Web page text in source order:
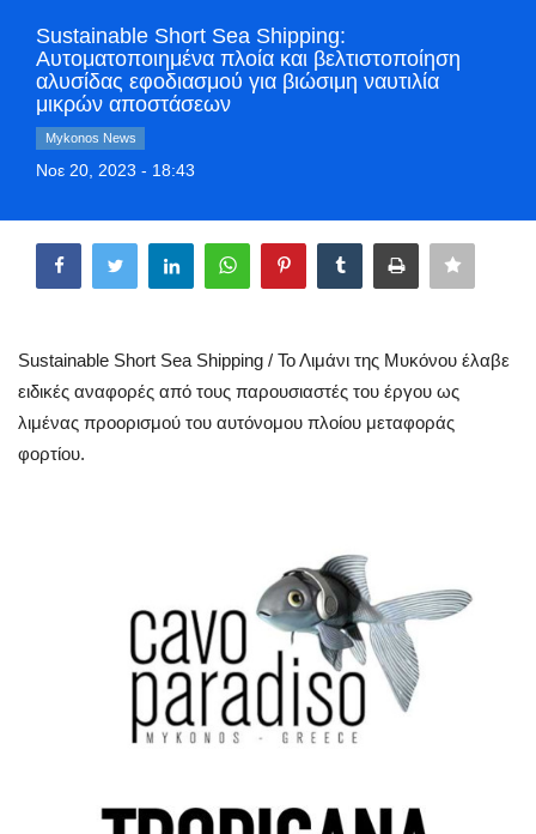
Style Adorés
Greece
Entertainment
Mykonos
Mykonos Ticker TV
Sport
Science & Tech
Aegean Islands
Sustainable Short Sea Shipping:
Αυτοματοποιημένα πλοία και βελτιστοποίηση
αλυσίδας εφοδιασμού για βιώσιμη ναυτιλία
μικρών αποστάσεων
Mykonos News
Νοε 20, 2023 - 18:43
Sustainable Short Sea Shipping / Το Λιμάνι της Μυκόνου έλαβε
ειδικές αναφορές από τους παρουσιαστές του έργου ως
λιμένας προορισμού του αυτόνομου πλοίου μεταφοράς
φορτίου.